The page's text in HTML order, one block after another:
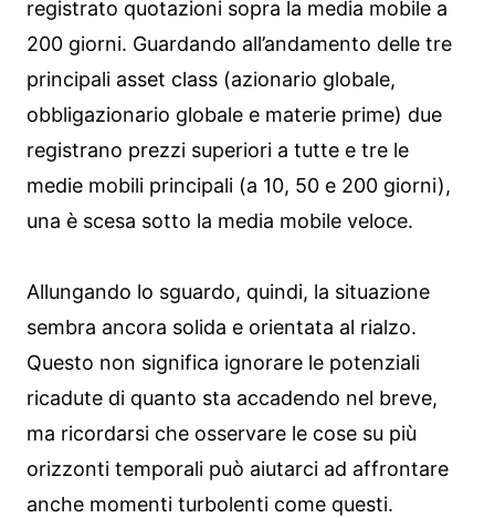
registrato quotazioni sopra la media mobile a
200 giorni. Guardando all’andamento delle tre
principali asset class (azionario globale,
obbligazionario globale e materie prime) due
registrano prezzi superiori a tutte e tre le
medie mobili principali (a 10, 50 e 200 giorni),
una è scesa sotto la media mobile veloce.
Allungando lo sguardo, quindi, la situazione
sembra ancora solida e orientata al rialzo.
Questo non significa ignorare le potenziali
ricadute di quanto sta accadendo nel breve,
ma ricordarsi che osservare le cose su più
orizzonti temporali può aiutarci ad affrontare
anche momenti turbolenti come questi.